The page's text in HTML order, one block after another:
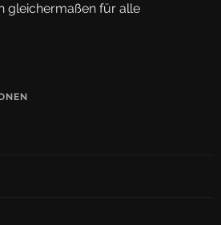
gleichermaßen für alle